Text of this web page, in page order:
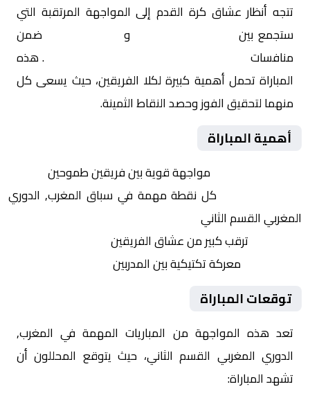
تتجه أنظار عشاق كرة القدم إلى المواجهة المرتقبة التي
ستجمع بين
و
ضمن
منافسات
. هذه
المباراة تحمل أهمية كبيرة لكلا الفريقين، حيث يسعى كل
منهما لتحقيق الفوز وحصد النقاط الثمينة.
أهمية المباراة
مواجهة قوية بين فريقين طموحين
كل نقطة مهمة في سباق المغرب, الدوري
المغربي القسم الثاني
ترقب كبير من عشاق الفريقين
معركة تكتيكية بين المدربين
توقعات المباراة
تعد هذه المواجهة من المباريات المهمة في المغرب,
الدوري المغربي القسم الثاني، حيث يتوقع المحللون أن
تشهد المباراة: